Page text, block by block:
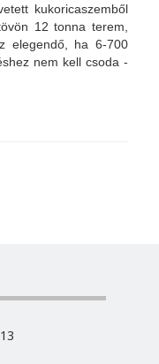
kukoricaszemből
12 tonna terem,
elegendő, ha 6-700
nem kell csoda -